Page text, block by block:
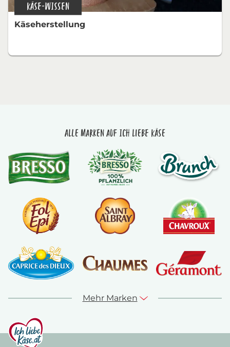
KÄSE-WISSEN
Käseherstellung
Alle Marken auf Ich liebe Käse
Mehr Marken